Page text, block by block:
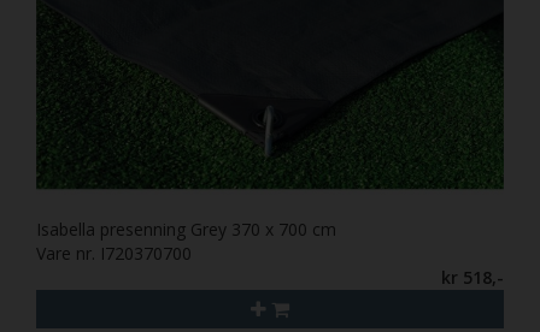
Isabella presenning Grey 370 x 700 cm
Vare nr. I720370700
kr 518,-